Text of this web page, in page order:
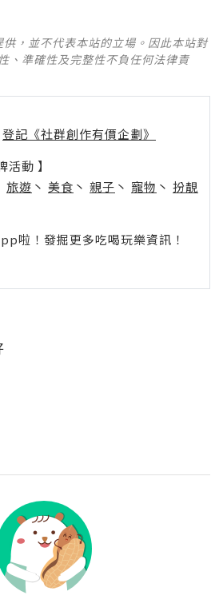
，並不代表本站的立場。因此本站對
、準確性及完整性不負任何法律責
登記《社群創作有價企劃》
動 】
旅遊 丶 美食 丶 親子 丶 寵物 丶 扮靚
啦！發掘更多吃喝玩樂資訊！